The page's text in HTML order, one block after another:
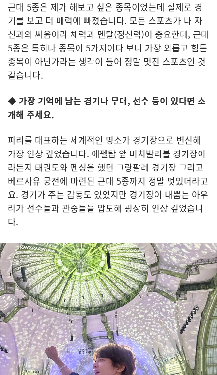
근대 5종은 제가 해보고 싶은 종목이었는데 실제로 경
기를 보고 더 매력에 빠졌습니다. 모든 스포츠가 나 자
신과의 싸움이라 체력과 멘탈(정신력)이 중요한데, 근대
5종은 특히나 종목이 5가지이다 보니 가장 외롭고 힘든
종목이 아닌가라는 생각이 들어 정말 멋진 스포츠인 것
같습니다.
◆ 가장 기억에 남는 경기나 무대, 선수 등이 있다면 소
개해 주세요.
파리를 대표하는 세계적인 명소가 경기장으로 변신해
가장 인상 깊었습니다. 에펠탑 앞 비치발리볼 경기장이
라든지 태권도와 펜싱을 했던 그랑팔레 경기장 그리고
베르사유 궁전에 마련된 근대 5종까지 정말 멋있더라고
요. 경기가 주는 감동도 있었지만 경기장이 내뿜는 아우
라가 선수들과 관중들을 압도해 굉장히 인상 깊었습니
다.